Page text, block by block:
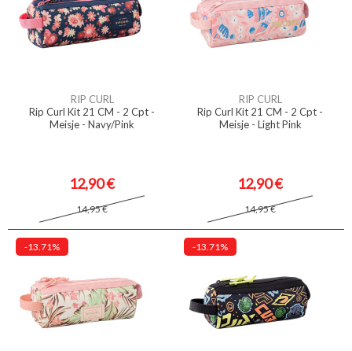
RIP CURL
Rip Curl Kit 21 CM - 2 Cpt -
Meisje - Navy/Pink
12,90 €
14,95 €
RIP CURL
Rip Curl Kit 21 CM - 2 Cpt -
Meisje - Light Pink
12,90 €
14,95 €
-13.71% -13.71%